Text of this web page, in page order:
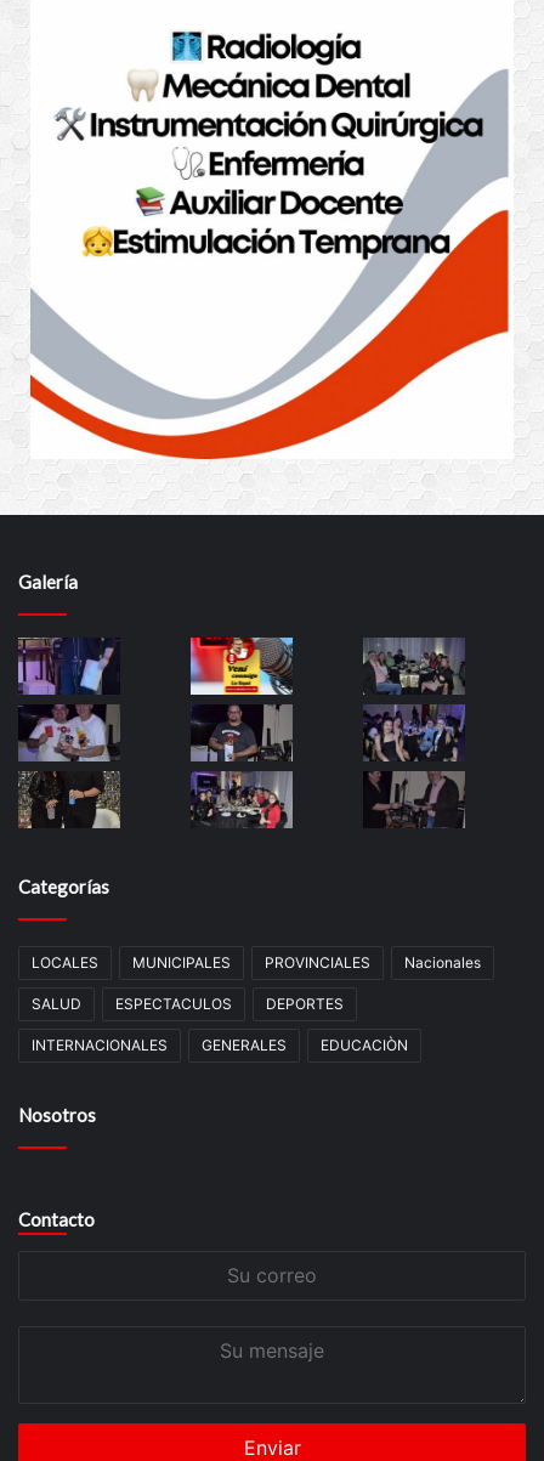
Galería
Categorías
LOCALES MUNICIPALES PROVINCIALES Nacionales
SALUD ESPECTACULOS DEPORTES
INTERNACIONALES GENERALES EDUCACIÒN
Nosotros
Contacto